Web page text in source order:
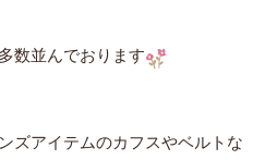
数並んでおります
ズアイテムのカフスやベルトな